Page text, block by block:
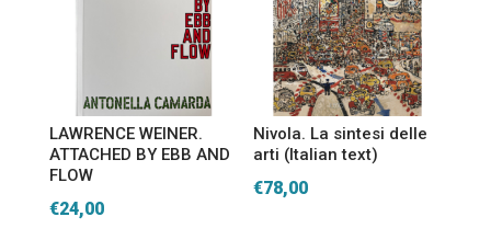
LAWRENCE WEINER.
ATTACHED BY EBB AND
FLOW
€24,00
Nivola. La sintesi delle
arti (Italian text)
€78,00